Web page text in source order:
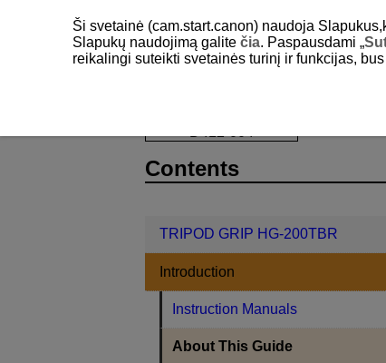
Contents
TRIPOD GRIP HG-200TBR
Introduction
Instruction Manuals
About This Guide
Ši svetainė (cam.start.canon) naudoja
Slapukų naudojimą galite čia. Paspausdami „
reikalingi suteikti svetainės turinį ir funkcijas,